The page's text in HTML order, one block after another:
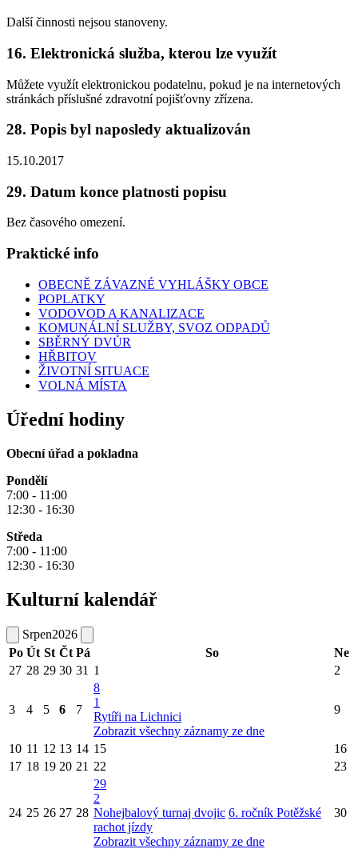
Další činnosti nejsou stanoveny.
16. Elektronická služba, kterou lze využít
Můžete využít elektronickou podatelnu, pokud je na internetových
stránkách příslušné zdravotní pojišťovny zřízena.
28. Popis byl naposledy aktualizován
15.10.2017
29. Datum konce platnosti popisu
Bez časového omezení.
Praktické info
OBECNĚ ZÁVAZNÉ VYHLÁŠKY OBCE
POPLATKY
VODOVOD A KANALIZACE
KOMUNÁLNÍ SLUŽBY, SVOZ ODPADŮ
SBĚRNÝ DVŮR
HŘBITOV
ŽIVOTNÍ SITUACE
VOLNÁ MÍSTA
Úřední hodiny
Obecní úřad a pokladna
Pondělí
7:00 - 11:00
12:30 - 16:30
Středa
7:00 - 11:00
12:30 - 16:30
Kulturní kalendář
Srpen2026
Po Út St Čt Pá So
Ne
27 28 29 30 31 1 2
3 4 5 6 7
8
1
Rytíři na Lichnici
Zobrazit všechny záznamy ze dne
9
10 11 12 13 14 15
16
17 18 19 20 21 22 23
24 25 26 27 28
29
2
Nohejbalový turnaj dvojic 6. ročník Potěžské
rachot jízdy
Zobrazit všechny záznamy ze dne
30